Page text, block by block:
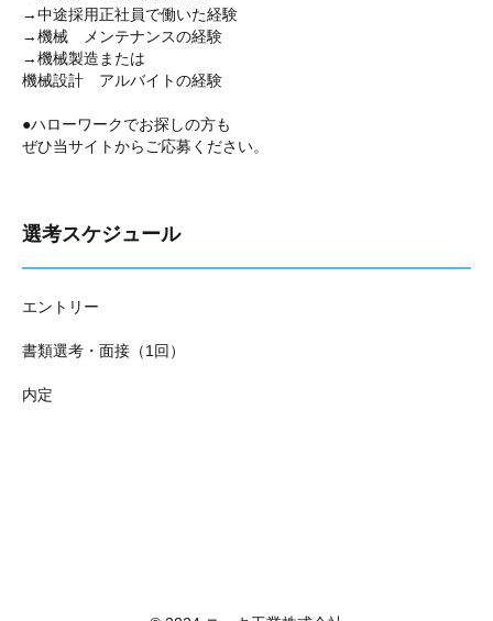
→中途採用正社員で働いた経験
→機械 メンテナンスの経験
→機械製造または
機械設計 アルバイトの経験
●ハローワークでお探しの方も
ぜひ当サイトからご応募ください。
選考スケジュール
エントリー
書類選考・面接（1回）
内定